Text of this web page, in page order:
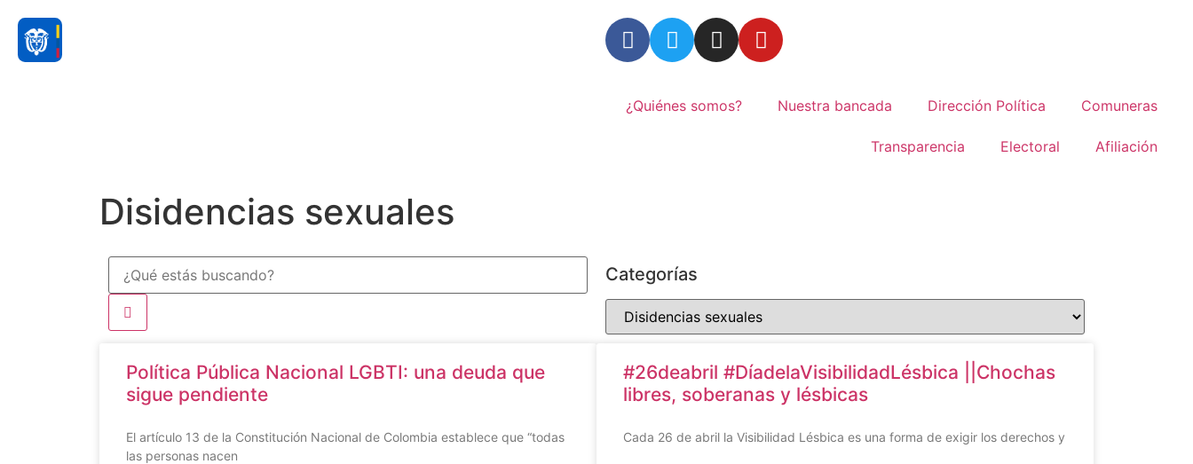
¿Quiénes somos? Nuestra bancada Dirección Política Comuneras
Transparencia Electoral Afiliación
Disidencias sexuales
Categorías
Política Pública Nacional LGBTI: una deuda que
sigue pendiente
El artículo 13 de la Constitución Nacional de Colombia establece que “todas
las personas nacen
#26deabril #DíadelaVisibilidadLésbica ||Chochas
libres, soberanas y lésbicas
Cada 26 de abril la Visibilidad Lésbica es una forma de exigir los derechos y